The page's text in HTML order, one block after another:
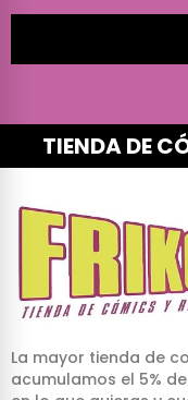
TIENDA DE
La mayor tienda de
acumulamos el 5%